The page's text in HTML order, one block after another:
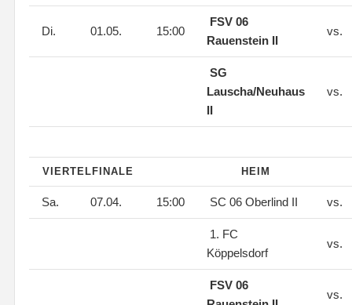
Di. 01.05. 15:00
FSV 06
Rauenstein II
vs.
SG
Lauscha/Neuhaus
II
vs.
VIERTELFINALE HEIM
Sa. 07.04. 15:00 SC 06 Oberlind II vs.
1. FC
Köppelsdorf
vs.
FSV 06
vs.